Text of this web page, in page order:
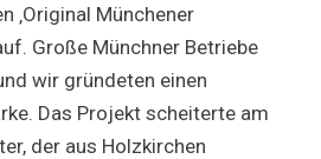
‚Original Münchener
Große Münchner Betriebe
wir gründeten einen
Das Projekt scheiterte am
der aus Holzkirchen